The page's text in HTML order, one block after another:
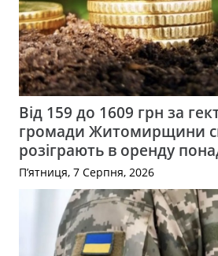
Від 159 до 1609 грн за
громади Житомирщини
розіграють в оренду
П’ятниця, 7 Серпня, 2026